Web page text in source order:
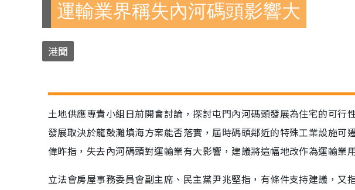
運輸業界稱失內河碼頭影響大
港聞
土地供應專責小組日前開會討論，探討屯門內河碼頭發展為住宅的可行
發展取決於龍鼓灘填海方案能否落實，屆時碼頭鄰近的特殊工業設施可
偉昨指，失去內河碼頭對運輸業有大影響，建議將這幅地改作為運輸業
立法會房屋事務委員會副主席、民主黨尹兆堅指，有條件支持建議，又